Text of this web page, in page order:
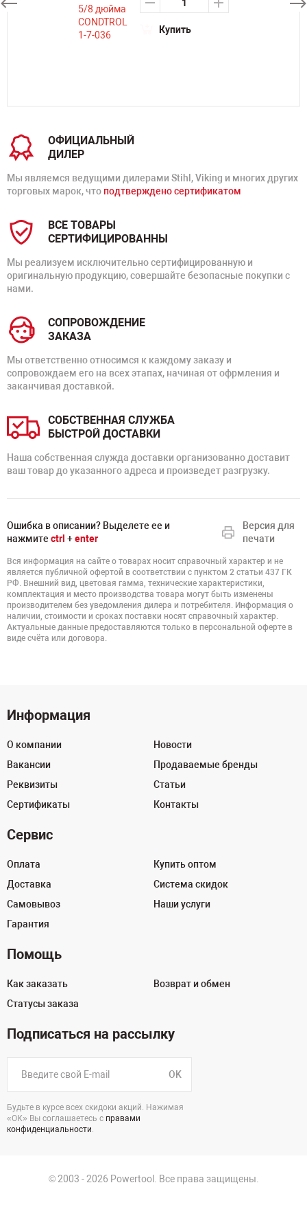
Купить
ОФИЦИАЛЬНЫЙ
ДИЛЕР
Мы являемся ведущими дилерами Stihl, Viking и многих других
торговых марок, что подтверждено сертификатом
ВСЕ ТОВАРЫ
СЕРТИФИЦИРОВАННЫ
Мы реализуем исключительно сертифицированную и
оригинальную продукцию, совершайте безопасные покупки с
нами.
СОПРОВОЖДЕНИЕ
ЗАКАЗА
Мы ответственно относимся к каждому заказу и
сопровождаем его на всех этапах, начиная от офрмления и
заканчивая доставкой.
СОБСТВЕННАЯ СЛУЖБА
БЫСТРОЙ ДОСТАВКИ
Наша собственная служда доставки организованно доставит
ваш товар до указанного адреса и произведет разгрузку.
Ошибка в описании? Выделете ее и
нажмите ctrl +enter
Версия для
печати
Вся информация на сайте о товарах носит справочный характер и не
является публичной офертой в соответствии с пунктом 2 статьи 437 ГК
РФ. Внешний вид, цветовая гамма, технические характеристики,
комплектация и место производства товара могут быть изменены
производителем без уведомления дилера и потребителя. Информация о
наличии, стоимости и сроках поставки носят справочный характер.
Актуальные данные предоставляются только в персональной оферте в
виде счёта или договора.
Информация
О компании
Вакансии
Реквизиты
Сертификаты
Новости
Продаваемые бренды
Статьи
Контакты
Сервис
Оплата
Доставка
Самовывоз
Гарантия
Купить оптом
Система скидок
Наши услуги
Помощь
Как заказать
Статусы заказа
Возврат и обмен
Подписаться на рассылку
OK
Будьте в курсе всех скидоки акций. Нажимая
«ОК» Вы соглашаетесь с правами
конфиденциальности.
© 2003 - 2026 Powertool. Все права защищены.